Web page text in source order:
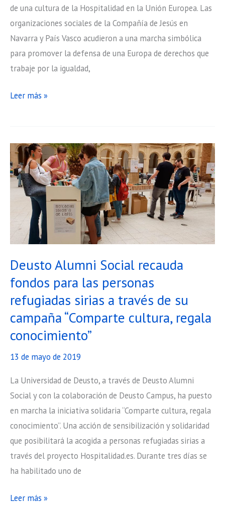
de una cultura de la Hospitalidad en la Unión Europea. Las
organizaciones sociales de la Compañía de Jesús en
Navarra y País Vasco acudieron a una marcha simbólica
para promover la defensa de una Europa de derechos que
trabaje por la igualdad,
Caminata
las
personas
refugiadas
migrantes
Leer más »
Deusto Alumni Social recauda
fondos para las personas
refugiadas sirias a través de su
campaña “Comparte cultura, regala
conocimiento”
13 de mayo de 2019
La Universidad de Deusto, a través de Deusto Alumni
Social y con la colaboración de Deusto Campus, ha puesto
en marcha la iniciativa solidaria “Comparte cultura, regala
conocimiento”. Una acción de sensibilización y solidaridad
que posibilitará la acogida a personas refugiadas sirias a
través del proyecto Hospitalidad.es. Durante tres días se
ha habilitado uno de
Deusto
Leer más »